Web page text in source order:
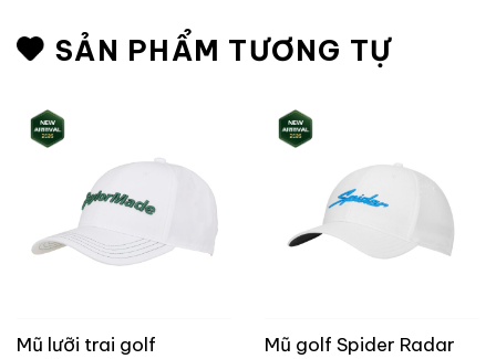
SẢN PHẨM TƯƠNG TỰ
Mũ lưỡi trai golf
Mũ golf Spider Radar